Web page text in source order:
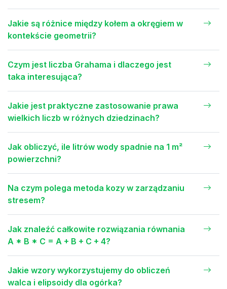
Jakie są różnice między kołem a okręgiem w
kontekście geometrii?
Czym jest liczba Grahama i dlaczego jest
taka interesująca?
Jakie jest praktyczne zastosowanie prawa
wielkich liczb w różnych dziedzinach?
Jak obliczyć, ile litrów wody spadnie na 1 m²
powierzchni?
Na czym polega metoda kozy w zarządzaniu
stresem?
Jak znaleźć całkowite rozwiązania równania
A * B * C = A + B + C + 4?
Jakie wzory wykorzystujemy do obliczeń
walca i elipsoidy dla ogórka?